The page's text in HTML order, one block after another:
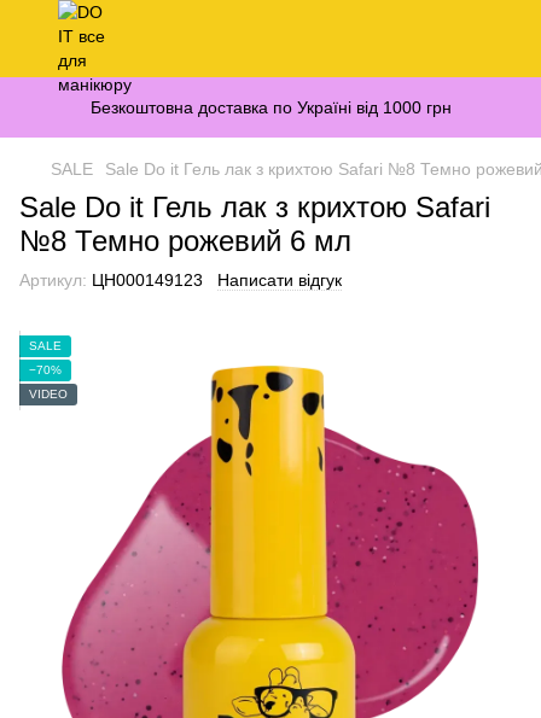
Безкоштовна доставка по Україні від 1000 грн
SALE Sale Do it Гель лак з крихтою Safari №8 Темно
Sale Do it Гель лак з крихтою Safari
№8 Темно рожевий 6 мл
Артикул: ЦН000149123 Написати відгук
SALE
−70%
VIDEO